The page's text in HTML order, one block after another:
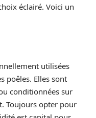
éclairé. Voici un
utilisées
poêles. Elles sont
conditionnées sur
Toujours opter pour